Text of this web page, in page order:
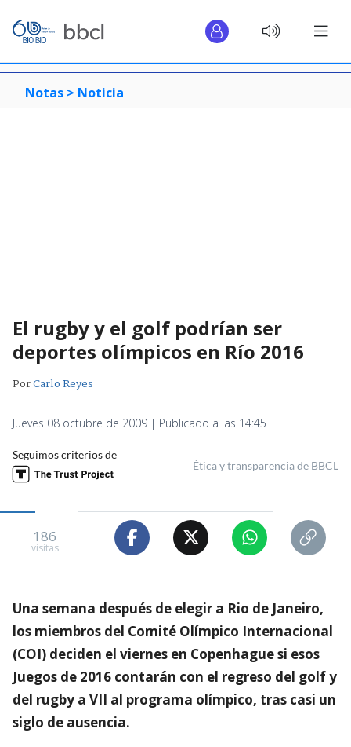
Notas > Noticia
El rugby y el golf podrían ser
deportes olímpicos en Río 2016
PorCarlo Reyes
Jueves 08 octubre de 2009 | Publicado a las 14:45
Seguimos criterios de
Ética y transparencia de BBCL
186
visitas
Una semana después de elegir a Rio de Janeiro,
los miembros del Comité Olímpico Internacional
(COI) deciden el viernes en Copenhague si esos
Juegos de 2016 contarán con el regreso del golf y
del rugby a VII al programa olímpico, tras casi un
siglo de ausencia.